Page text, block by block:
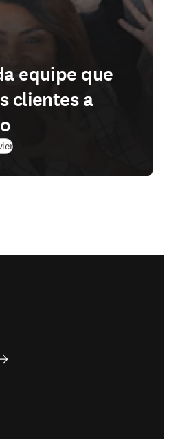
equipe que
clientes a